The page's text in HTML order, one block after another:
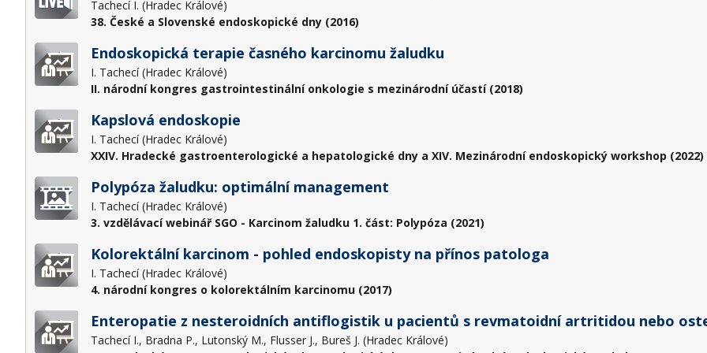
Tachecí I. (Hradec Králové)
38. České a Slovenské endoskopické dny (2016)
Endoskopická terapie časného karcinomu žaludku
I. Tachecí (Hradec Králové)
II. národní kongres gastrointestinální onkologie s mezinárodní účastí (2018)
Kapslová endoskopie
I. Tachecí (Hradec Králové)
XXIV. Hradecké gastroenterologické a hepatologické dny a XIV. Mezinárodní endoskopický workshop (2022)
Polypóza žaludku: optimální management
I. Tachecí (Hradec Králové)
3. vzdělávací webinář SGO - Karcinom žaludku 1. část: Polypóza (2021)
Kolorektální karcinom - pohled endoskopisty na přínos patologa
I. Tachecí (Hradec Králové)
4. národní kongres o kolorektálním karcinomu (2017)
Enteropatie z nesteroidních antiflogistik u pacientů s revmatoidní artritidou nebo
Tachecí I., Bradna P., Lutonský M., Flusser J., Bureš J. (Hradec Králové)